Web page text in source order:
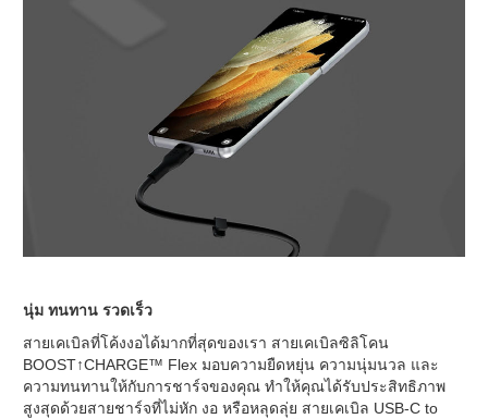
นุ่ม ทนทาน รวดเร็ว
สายเคเบิลที่โค้งงอได้มากที่สุดของเรา สายเคเบิลซิลิโคน
BOOST↑CHARGE™ Flex มอบความยืดหยุ่น ความนุ่มนวล และ
ความทนทานให้กับการชาร์จของคุณ ทำให้คุณได้รับประสิทธิภาพ
สูงสุดด้วยสายชาร์จที่ไม่หัก งอ หรือหลุดลุ่ย สายเคเบิล USB-C to